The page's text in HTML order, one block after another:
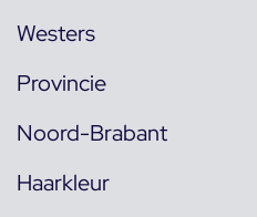
Westers
Provincie
Noord-Brabant
Haarkleur